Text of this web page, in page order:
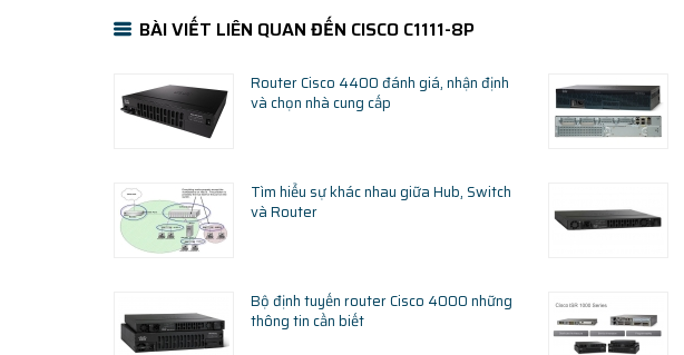
BÀI VIẾT LIÊN QUAN ĐẾN CISCO C1111-8P
Router Cisco 4400 đánh giá, nhận định
và chọn nhà cung cấp
Tìm hiểu sự khác nhau giữa Hub, Switch
và Router
Bộ định tuyến router Cisco 4000 những
thông tin cần biết